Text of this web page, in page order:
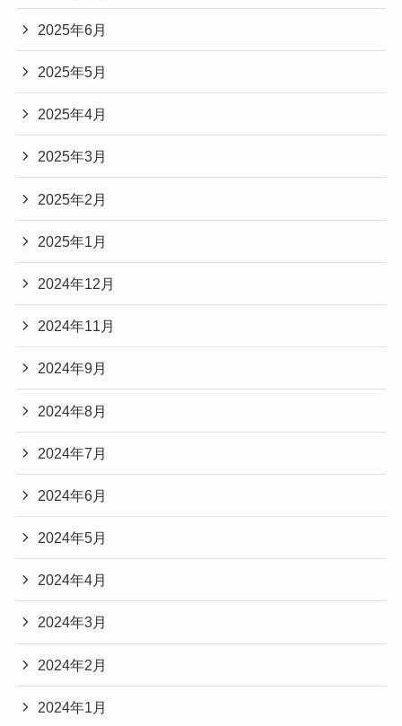
2025年6月
2025年5月
2025年4月
2025年3月
2025年2月
2025年1月
2024年12月
2024年11月
2024年9月
2024年8月
2024年7月
2024年6月
2024年5月
2024年4月
2024年3月
2024年2月
2024年1月